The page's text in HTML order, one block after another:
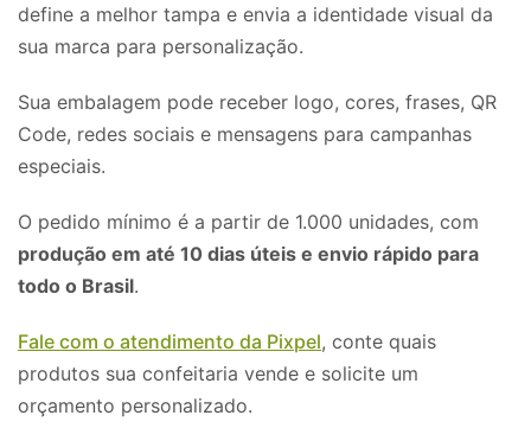
define a melhor tampa e envia a identidade visual da
sua marca para personalização.
Sua embalagem pode receber logo, cores, frases, QR
Code, redes sociais e mensagens para campanhas
especiais.
O pedido mínimo é a partir de 1.000 unidades, com
produção em até 10 dias úteis e envio rápido para
todo o Brasil.
Fale com o atendimento da Pixpel, conte quais
produtos sua confeitaria vende e solicite um
orçamento personalizado.